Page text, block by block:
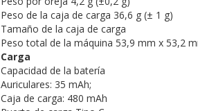
Peso de la caja de carga 36,6 g (± 1 g)
Tamaño de la caja de carga
Peso total de la máquina 53,9 mm x 53,2
Carga
Capacidad de la batería
Auriculares: 35 mAh;
Caja de carga: 480 mAh